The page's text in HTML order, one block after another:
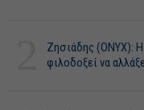
Ζησιάδης (ONYX):
φιλοδοξεί να